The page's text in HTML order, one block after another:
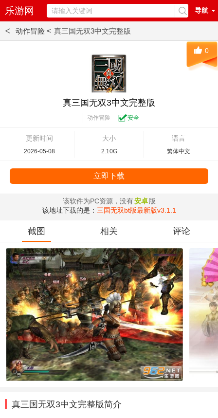
乐游网 导航
< 动作冒险 < 真三国无双3中文完整版
真三国无双3中文完整版
动作冒险 安全
更新时间
2026-05-08
大小
2.10G
语言
繁体中文
0
立即下载
该软件为PC资源，没有安卓 版
该地址下载的是： 三国无双bt版最新版v3.1.1
截图 相关 评论
真三国无双3中文完整版简介